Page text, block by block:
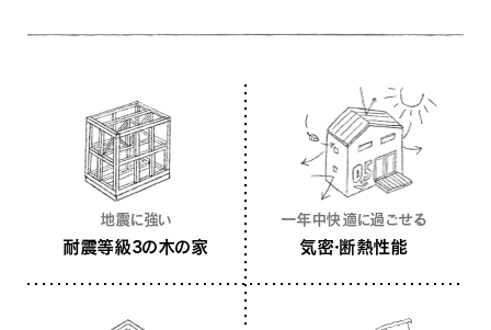
地震に強い
耐震等級3の木の家
一年中快適に過ごせる
気密・断熱性能